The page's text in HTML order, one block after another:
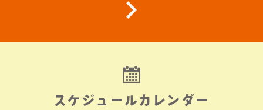
スケジュールカレンダー